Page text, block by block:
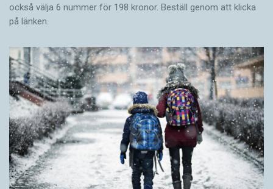
också välja 6 nummer för 198 kronor. Beställ genom att klicka
på länken.